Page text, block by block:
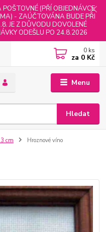
(PŘÍ OBJEDNÁVCE
- ZAÚČTOVÁNA BUDE PŘI
JE Z DŮVODU DOVOLENÉ
ODEŠLU PO 24.8.2026
Menu
Hledat
0 ks
za 0 Kč
cm Hroznové víno